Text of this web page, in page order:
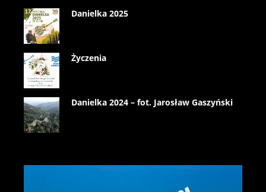
Danielka 2025
Życzenia
Danielka 2024 – fot. Jarosław Gaszyński